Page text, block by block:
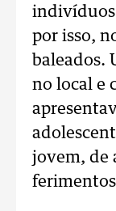
indivíduos
por isso,
baleados.
no local e
jovem, de